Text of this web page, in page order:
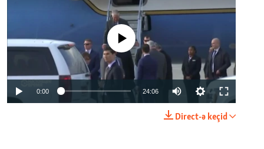
No media source currently available
0:00 24:06
Direct-ə keçid